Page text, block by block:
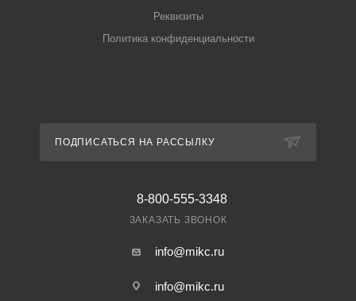
Реквизиты
Политика конфиденциальности
ПОДПИСАТЬСЯ НА РАССЫЛКУ
8-800-555-3348
ЗАКАЗАТЬ ЗВОНОК
info@mikc.ru
info@mikc.ru